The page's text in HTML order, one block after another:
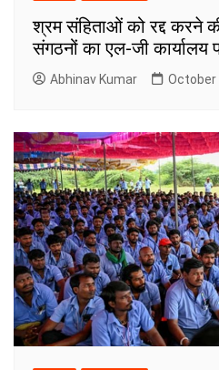
श्रम संहिताओं को रद्द करने
संगठनों का एल-जी कार्यालय
Abhinav Kumar October